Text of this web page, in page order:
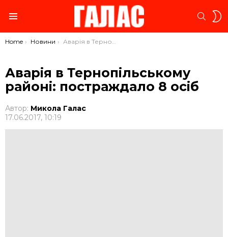
You are here:
Home Новини Аварія в Тернопільському районі: постраждало 8 осіб
Аварія в Тернопільському
районі: постраждало 8 осіб
Автор: Микола Галас
17.06.2017, 10:19